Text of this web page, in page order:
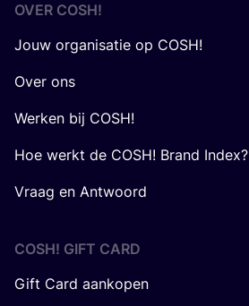
OVER COSH!
Jouw organisatie op COSH!
Over ons
Werken bij COSH!
Hoe werkt de COSH! Brand Index?
Vraag en Antwoord
COSH! GIFT CARD
Gift Card aankopen